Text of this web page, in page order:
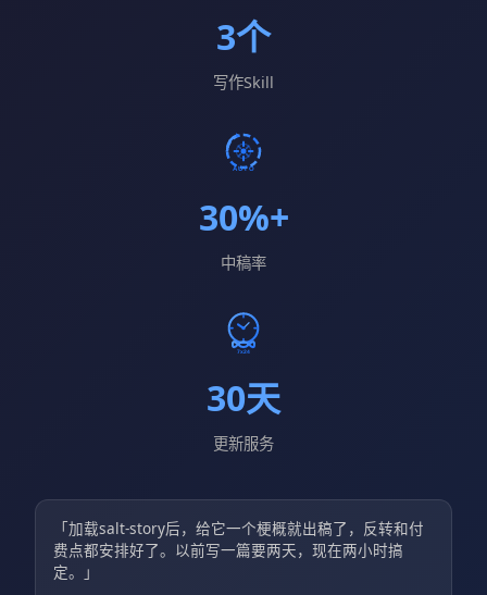
3个
写作Skill
30%+
中稿率
30天
更新服务
「加载salt-story后，给它一个梗概就出稿了，反转和付
费点都安排好了。以前写一篇要两天，现在两小时搞
定。」